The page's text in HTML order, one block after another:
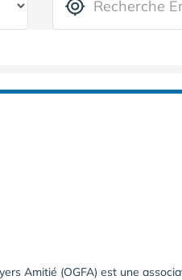
Amitié (OGFA) est une